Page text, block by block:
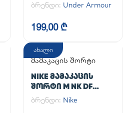
ბრენდი: Under Armour
199,00 ₾
ახალი
მამაკაცის შორტი
NIKE ᲛᲐᲛᲐᲙᲐᲪᲘᲡ
ᲨᲝᲠᲢᲘ M NK DF
UNLIMITED WVN 7IN
UL
ბრენდი: Nike